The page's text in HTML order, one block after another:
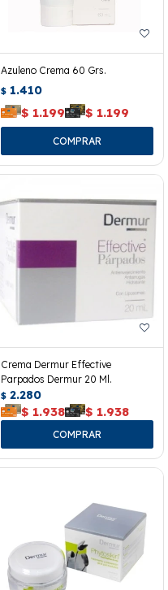
Azuleno Crema 60 Grs.
$ 1.410
$ 1.199 $ 1.199
Crema Dermur Effective
Parpados Dermur 20 Ml.
$ 2.280
$ 1.938 $ 1.938